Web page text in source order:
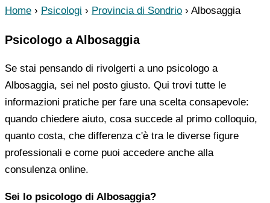
Home › Psicologi › Provincia di Sondrio › Albosaggia
Psicologo a Albosaggia
Se stai pensando di rivolgerti a uno psicologo a
Albosaggia, sei nel posto giusto. Qui trovi tutte le
informazioni pratiche per fare una scelta consapevole:
quando chiedere aiuto, cosa succede al primo colloquio,
quanto costa, che differenza c'è tra le diverse figure
professionali e come puoi accedere anche alla
consulenza online.
Sei lo psicologo di Albosaggia?